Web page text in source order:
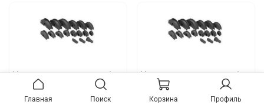
Инструмент для изгиба
труб d=14
C42/CMS42/CM42/CJ/M
Инструмент для изгиба
труб d=14 C50/CMaxi
Главная Поиск Корзина Профиль